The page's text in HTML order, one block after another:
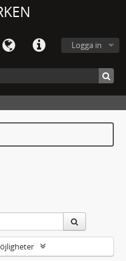
Logga in